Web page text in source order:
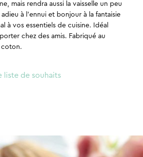
mais rendra aussi la vaisselle un peu
à l’ennui et bonjour à la fantaisie
à vos essentiels de cuisine. Idéal
chez des amis. Fabriqué au
coton.
liste de souhaits